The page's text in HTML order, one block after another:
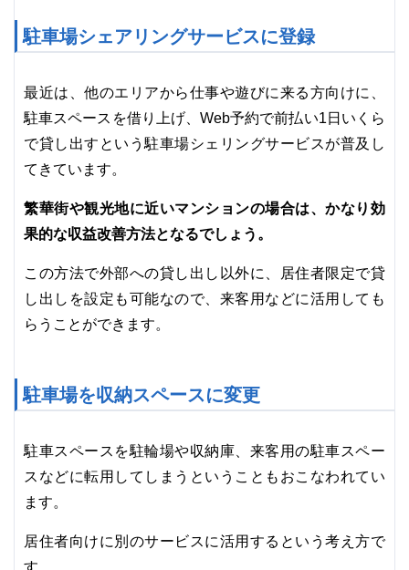
駐車場シェアリングサービスに登録
最近は、他のエリアから仕事や遊びに来る方向けに、
駐車スペースを借り上げ、Web予約で前払い1日いくら
で貸し出すという駐車場シェリングサービスが普及し
てきています。
繁華街や観光地に近いマンションの場合は、かなり効
果的な収益改善方法となるでしょう。
この方法で外部への貸し出し以外に、居住者限定で貸
し出しを設定も可能なので、来客用などに活用しても
らうことができます。
駐車場を収納スペースに変更
駐車スペースを駐輪場や収納庫、来客用の駐車スペー
スなどに転用してしまうということもおこなわれてい
ます。
居住者向けに別のサービスに活用するという考え方で
す。